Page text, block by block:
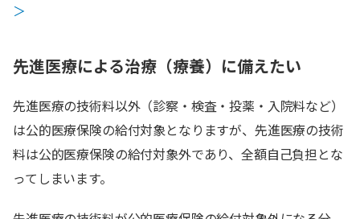
＞
先進医療による治療（療養）に備えたい
先進医療の技術料以外（診察・検査・投薬・入院料など）
は公的医療保険の給付対象となりますが、先進医療の技術
料は公的医療保険の給付対象外であり、全額自己負担とな
ってしまいます。